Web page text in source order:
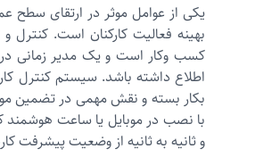
یکی از عوامل موثر در ارتقای سطح
بهینه فعالیت کارکنان است. کنترل
کسب وکار است و یک مدیر زمانی
اطلاع داشته باشد. سیستم کنترل
بکار بسته و نقش مهمی در تضمین
با نصب در موبایل یا ساعت هوشمند
و ثانیه به ثانیه از وضعیت پیشرفت